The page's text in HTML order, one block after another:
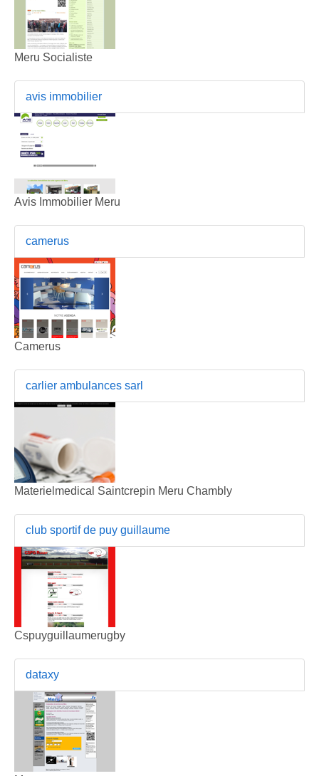
Meru Socialiste
avis immobilier
Avis Immobilier Meru
camerus
Camerus
carlier ambulances sarl
Materielmedical Saintcrepin Meru Chambly
club sportif de puy guillaume
Cspuyguillaumerugby
dataxy